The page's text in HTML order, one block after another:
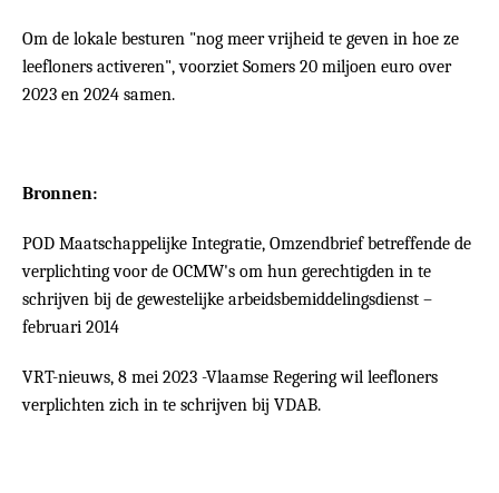
Om de lokale besturen "nog meer vrijheid te geven in hoe ze
leefloners activeren", voorziet Somers 20 miljoen euro over
2023 en 2024 samen.
Bronnen:
POD Maatschappelijke Integratie, Omzendbrief betreffende de
verplichting voor de OCMW's om hun gerechtigden in te
schrijven bij de gewestelijke arbeidsbemiddelingsdienst –
februari 2014
VRT-nieuws, 8 mei 2023 -Vlaamse Regering wil leefloners
verplichten zich in te schrijven bij VDAB.